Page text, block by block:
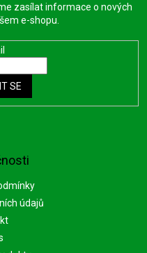
údajů
zasílat informace o nových
e-shopu.
SE